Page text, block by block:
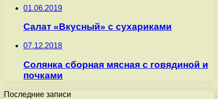
01.06.2019
Салат «Вкусный» с сухариками
07.12.2018
Солянка сборная мясная с говядиной и
почками
Последние записи